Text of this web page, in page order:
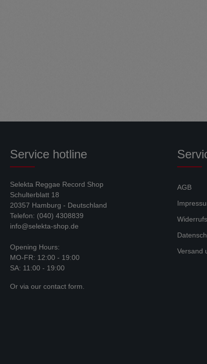
Service hotline
Selekta Reggae Record Shop
Schulterblatt 18
20357 Hamburg - Deutschland
Telefon: (040) 4308839
info@selekta-shop.de
Opening Hours:
MO-FR: 12:00 - 19:00
SA: 11:00 - 19:00
Or via our contact form.
AGB
Versand